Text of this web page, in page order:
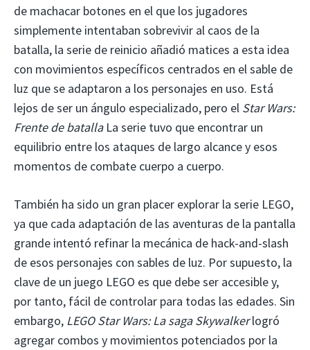
de machacar botones en el que los jugadores
simplemente intentaban sobrevivir al caos de la
batalla, la serie de reinicio añadió matices a esta idea
con movimientos específicos centrados en el sable de
luz que se adaptaron a los personajes en uso. Está
lejos de ser un ángulo especializado, pero el Star Wars:
Frente de batallaLa serie tuvo que encontrar un
equilibrio entre los ataques de largo alcance y esos
momentos de combate cuerpo a cuerpo.
También ha sido un gran placer explorar la serie LEGO,
ya que cada adaptación de las aventuras de la pantalla
grande intentó refinar la mecánica de hack-and-slash
de esos personajes con sables de luz. Por supuesto, la
clave de un juego LEGO es que debe ser accesible y,
por tanto, fácil de controlar para todas las edades. Sin
embargo, LEGO Star Wars: La saga Skywalkerlogró
agregar combos y movimientos potenciados por la